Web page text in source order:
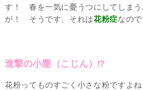
す！ 春を一気に憂うつにしてしまう
が！ そうです、それは花粉症なので
進撃の小塵（こじん）⁉︎
花粉ってものすごく小さな粉ですよね